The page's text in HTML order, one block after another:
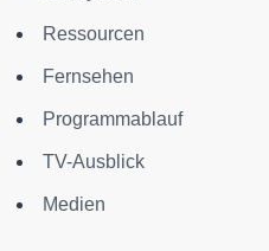
Ressourcen
Fernsehen
Programmablauf
TV-Ausblick
Medien